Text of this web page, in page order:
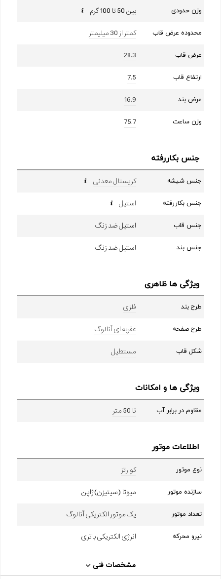
وزن حدودی بین 50 تا 100 گرم
محدوده عرض قاب کمتر از 30 میلیمتر
عرض قاب 28.3
ارتفاع قاب 7.5
عرض بند 16.9
وزن ساعت 75.7
جنس بکاررفته
جنس شیشه کریستال معدنی
جنس بکاررفته استیل
جنس قاب استیل ضد زنگ
جنس بند استیل ضد زنگ
ویژگی ها ظاهری
طرح بند فلزی
طرح صفحه عقربه ای آنالوگ
شکل قاب مستطیل
ویژگی ها و امکانات
مقاوم در برابر آب تا 50 متر
اطلاعات موتور
نوع موتور کوارتز
سازنده موتور میوتا (سیتیزن) ژاپن
تعداد موتور یک موتور الکتریکی آنالوگ
نیرو محرکه انرژی الکتریکی باتری
مشخصات فنی